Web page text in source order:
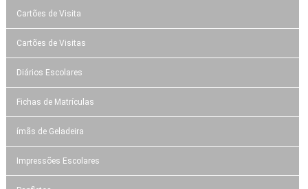
Cartões de Visita
Cartões de Visitas
Diários Escolares
Fichas de Matrículas
ímãs de Geladeira
Impressões Escolares